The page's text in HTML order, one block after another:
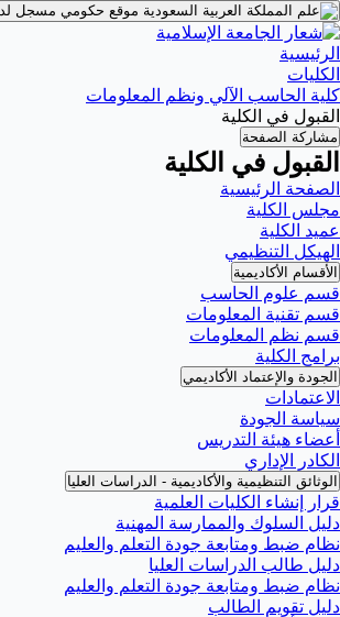
موقع حكومي مسجل لدى
الرئيسية
الكليات
كلية الحاسب الآلي ونظم المعلومات
القبول في الكلية
مشاركة الصفحة
القبول في الكلية
الصفحة الرئيسية
مجلس الكلية
عميد الكلية
الهيكل التنظيمي
الأقسام الأكاديمية
قسم علوم الحاسب
قسم تقنية المعلومات
قسم نظم المعلومات
برامج الكلية
الجودة والإعتماد الأكاديمي
الاعتمادات
سياسة الجودة
أعضاء هيئة التدريس
الكادر الإداري
الوثائق التنظيمية والأكاديمية - الدراسات العليا
قرار إنشاء الكليات العلمية
دليل السلوك والممارسة المهنية
نظام ضبط ومتابعة جودة التعلم والعليم
دليل طالب الدراسات العليا
نظام ضبط ومتابعة جودة التعلم والعليم
دليل تقويم الطالب